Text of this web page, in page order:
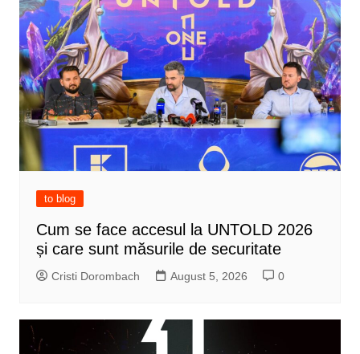
to blog
Cum se face accesul la UNTOLD 2026
și care sunt măsurile de securitate
Cristi Dorombach August 5, 2026 0